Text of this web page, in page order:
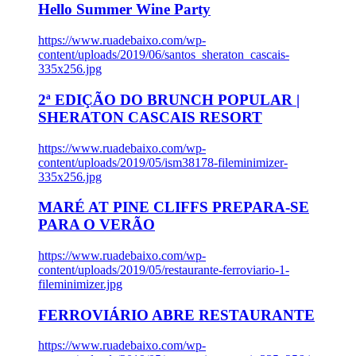
Hello Summer Wine Party
https://www.ruadebaixo.com/wp-
content/uploads/2019/06/santos_sheraton_cascais-
335x256.jpg
2ª EDIÇÃO DO BRUNCH POPULAR |
SHERATON CASCAIS RESORT
https://www.ruadebaixo.com/wp-
content/uploads/2019/05/ism38178-fileminimizer-
335x256.jpg
MARÉ AT PINE CLIFFS PREPARA-SE
PARA O VERÃO
https://www.ruadebaixo.com/wp-
content/uploads/2019/05/restaurante-ferroviario-1-
fileminimizer.jpg
FERROVIÁRIO ABRE RESTAURANTE
https://www.ruadebaixo.com/wp-